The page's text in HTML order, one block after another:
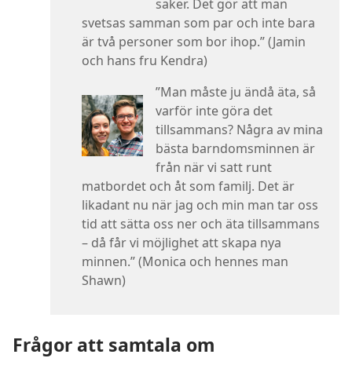
saker. Det gör att man
svetsas samman som par och inte bara
är två personer som bor ihop.” (Jamin
och hans fru Kendra)
”Man måste ju ändå äta, så
varför inte göra det
tillsammans? Några av mina
bästa barndomsminnen är
från när vi satt runt
matbordet och åt som familj. Det är
likadant nu när jag och min man tar oss
tid att sätta oss ner och äta tillsammans
– då får vi möjlighet att skapa nya
minnen.” (Monica och hennes man
Shawn)
Frågor att samtala om